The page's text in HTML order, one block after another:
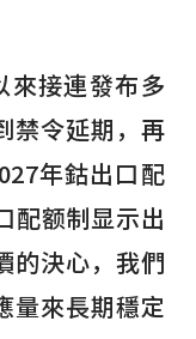
來接連發布多
禁令延期，再
年鈷出口配
配额制显示出
的決心，我們
量來長期穩定